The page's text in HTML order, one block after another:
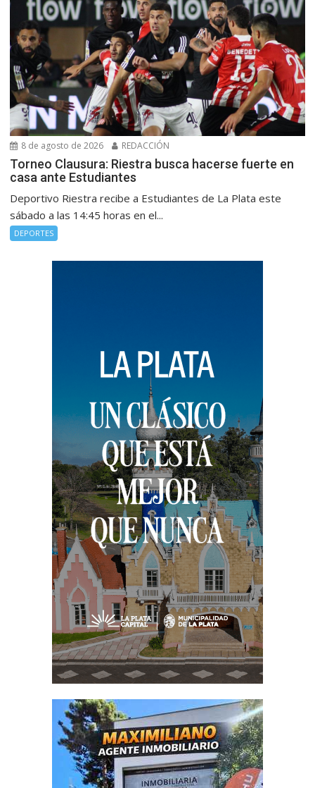
8 de agosto de 2026 REDACCIÓN
Torneo Clausura: Riestra busca hacerse fuerte en
casa ante Estudiantes
Deportivo Riestra recibe a Estudiantes de La Plata este
sábado a las 14:45 horas en el...
DEPORTES